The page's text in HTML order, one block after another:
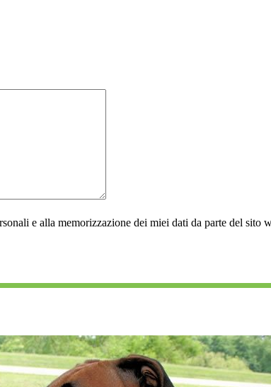
e alla memorizzazione dei miei dati da parte del sito